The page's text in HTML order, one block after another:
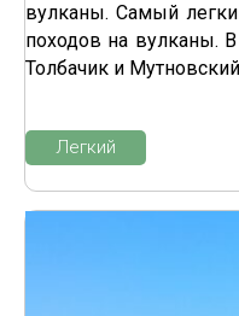
вулканы. Самый
походов на вулканы.
Толбачик и
Легкий